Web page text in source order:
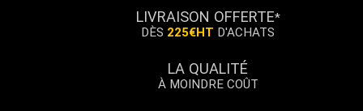
LIVRAISON OFFERTE*
DÈS 225€HT D'ACHATS
LA QUALITÉ
À MOINDRE COÛT